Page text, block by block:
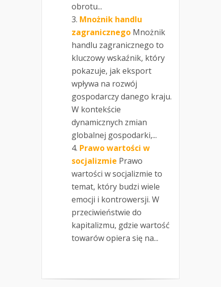
obrotu...
Mnożnik handlu
zagranicznego Mnożnik
handlu zagranicznego to
kluczowy wskaźnik, który
pokazuje, jak eksport
wpływa na rozwój
gospodarczy danego kraju.
W kontekście
dynamicznych zmian
globalnej gospodarki,...
Prawo wartości w
socjalizmie Prawo
wartości w socjalizmie to
temat, który budzi wiele
emocji i kontrowersji. W
przeciwieństwie do
kapitalizmu, gdzie wartość
towarów opiera się na...